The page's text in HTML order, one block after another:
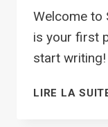
Welcome to
is your first
start writing!
LIRE LA